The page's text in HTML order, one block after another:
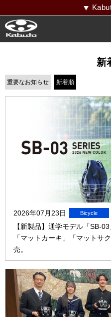
新
重要なお知らせ 新着順
2026年07月23日
【新製品】通学モデル「SB-
「マットカーキ」「マットサ
売。